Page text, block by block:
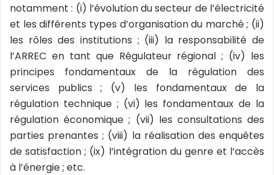
notamment : (i) l’évolution du secteur de l’électricité
et les différents types d’organisation du marché ; (ii)
les rôles des institutions ; (iii) la responsabilité de
l’ARREC en tant que Régulateur régional ; (iv) les
principes fondamentaux de la régulation des
services publics ; (v) les fondamentaux de la
régulation technique ; (vi) les fondamentaux de la
régulation économique ; (vii) les consultations des
parties prenantes ; (viii) la réalisation des enquêtes
de satisfaction ; (ix) l’intégration du genre et l’accès
à l’énergie ; etc.